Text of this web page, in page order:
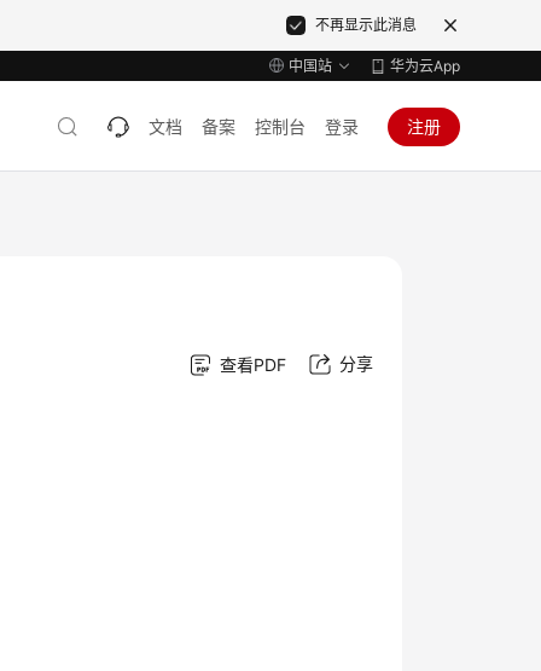
不再显示此消息
中国站 华为云App
文档 备案 控制台 登录 注册
查看PDF 分享